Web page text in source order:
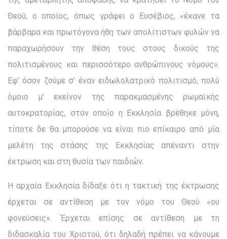
Θεού, ο οποίος, όπως γράφει ο Ευσέβιος, «έκανε τα
βάρβαρα και πρωτόγονα ήθη των απολίτιστων φυλών να
παραχωρήσουν την θέση τους στους δικούς της
πολιτισμένους και περισσότερο ανθρώπινους νόμους».
Εφ’ όσον ζούμε σ’ έναν ειδωλολατρικό πολιτισμό, πολύ
όμοιο μ’ εκείνον της παρακμασμένης ρωμαϊκής
αυτοκρατορίας, στον οποίο η Εκκλησία βρέθηκε μόνη,
τίποτε δε θα μπορούσε να είναι πιο επίκαιρο από μία
μελέτη της στάσης της Εκκλησίας απέναντι στην
έκτρωση και στη θυσία των παιδιών.
Η αρχαία Εκκλησία δίδαξε ότι η τακτική της έκτρωσης
έρχε­ται σε αντίθεση με τον νόμο του Θεού «ου
φονεύσεις». Έρχεται επίσης σε αντίθεση με τη
διδασκαλία του Χριστού, ότι δηλαδή πρέπει να κάνουμε